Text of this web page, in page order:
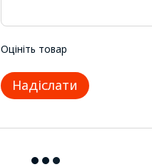
Оцініть товар
Надіслати